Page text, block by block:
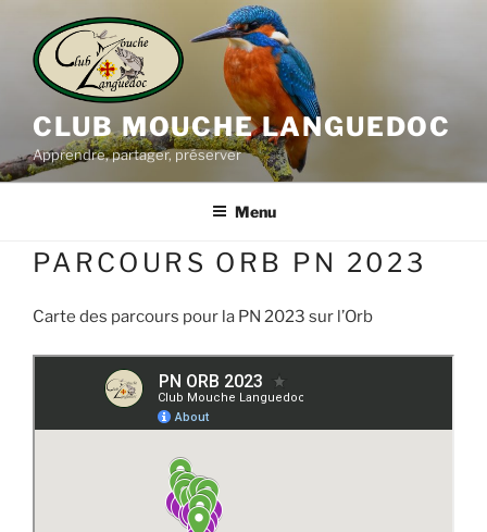
contenu
principal
CLUB MOUCHE LANGUEDOC
Apprendre, partager, préserver
Menu
PARCOURS ORB PN 2023
Carte des parcours pour la PN 2023 sur l’Orb